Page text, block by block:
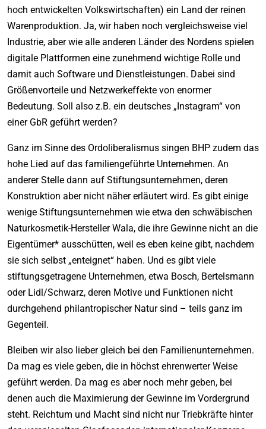
hoch entwickelten Volkswirtschaften) ein Land der reinen
Warenproduktion. Ja, wir haben noch vergleichsweise viel
Industrie, aber wie alle anderen Länder des Nordens spielen
digitale Plattformen eine zunehmend wichtige Rolle und
damit auch Software und Dienstleistungen. Dabei sind
Größenvorteile und Netzwerkeffekte von enormer
Bedeutung. Soll also z.B. ein deutsches „Instagram“ von
einer GbR geführt werden?
Ganz im Sinne des Ordoliberalismus singen BHP zudem das
hohe Lied auf das familiengeführte Unternehmen. An
anderer Stelle dann auf Stiftungsunternehmen, deren
Konstruktion aber nicht näher erläutert wird. Es gibt einige
wenige Stiftungsunternehmen wie etwa den schwäbischen
Naturkosmetik-Hersteller Wala, die ihre Gewinne nicht an die
Eigentümer* ausschütten, weil es eben keine gibt, nachdem
sie sich selbst „enteignet“ haben. Und es gibt viele
stiftungsgetragene Unternehmen, etwa Bosch, Bertelsmann
oder Lidl/Schwarz, deren Motive und Funktionen nicht
durchgehend philantropischer Natur sind – teils ganz im
Gegenteil.
Bleiben wir also lieber gleich bei den Familienunternehmen.
Da mag es viele geben, die in höchst ehrenwerter Weise
geführt werden. Da mag es aber noch mehr geben, bei
denen auch die Maximierung der Gewinne im Vordergrund
steht. Reichtum und Macht sind nicht nur Triebkräfte hinter